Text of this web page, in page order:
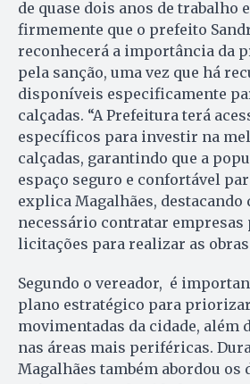
de quase dois anos de trabalho
firmemente que o prefeito
reconhecerá a importância da
pela sanção, uma vez que há
disponíveis especificamente
calçadas. “A Prefeitura terá
específicos para investir na
calçadas, garantindo que a
espaço seguro e confortável
explica Magalhães, destacando
necessário contratar empresas
licitações para realizar as
Segundo o vereador, é
plano estratégico para
movimentadas da cidade, além
nas áreas mais periféricas.
Magalhães também abordou os